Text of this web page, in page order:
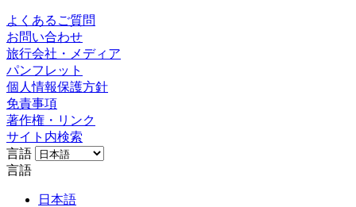
よくあるご質問
お問い合わせ
旅行会社・メディア
パンフレット
個人情報保護方針
免責事項
著作権・リンク
サイト内検索
言語
言語
日本語